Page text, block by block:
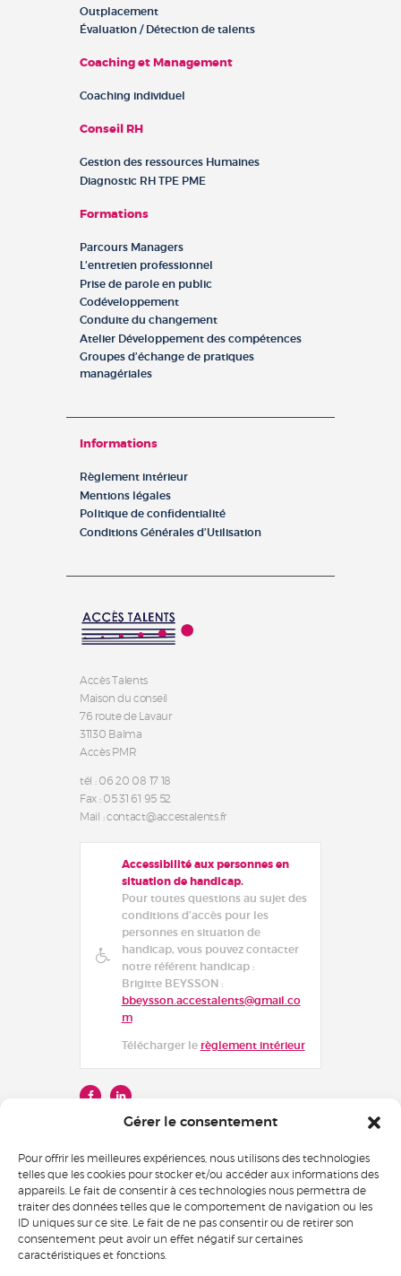
Gérer le consentement
Pour offrir les meilleures expériences, nous utilisons des technologies
telles que les cookies pour stocker et/ou accéder aux informations des
appareils. Le fait de consentir à ces technologies nous permettra de
traiter des données telles que le comportement de navigation ou les
ID uniques sur ce site. Le fait de ne pas consentir ou de retirer son
consentement peut avoir un effet négatif sur certaines
caractéristiques et fonctions.
Outplacement
Évaluation / Détection de talents
Coaching et Management
Coaching individuel
Conseil RH
Gestion des ressources Humaines
Diagnostic RH TPE PME
Formations
Parcours Managers
L’entretien professionnel
Prise de parole en public
Codéveloppement
Conduite du changement
Atelier Développement des compétences
Groupes d’échange de pratiques
managériales
Informations
Règlement intérieur
Mentions légales
Politique de confidentialité
Conditions Générales d’Utilisation
Accès Talents
Maison du conseil
76 route de Lavaur
31130 Balma
Accès PMR
tél : 06 20 08 17 18
Fax : 05 31 61 95 52
Mail : contact@accestalents.fr
Accessibilité aux personnes en
situation de handicap.
Pour toutes questions au sujet des
conditions d’accès pour les
personnes en situation de
handicap, vous pouvez contacter
notre référent handicap :
Brigitte BEYSSON :
bbeysson.accestalents@gmail.co
m
Télécharger le règlement intérieur
Voir le certificat